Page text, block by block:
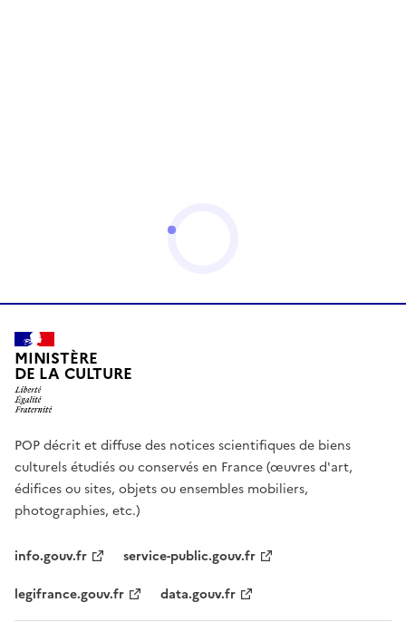
MINISTÈRE
DE LA CULTURE
POP décrit et diffuse des notices scientifiques de biens
culturels étudiés ou conservés en France (œuvres d'art,
édifices ou sites, objets ou ensembles mobiliers,
photographies, etc.)
info.gouv.fr
service-public.gouv.fr
legifrance.gouv.fr
data.gouv.fr